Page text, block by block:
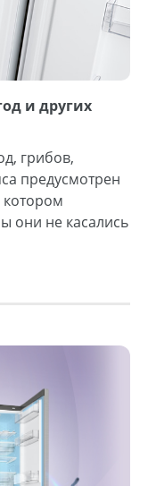
и других
грибов,
предусмотрен
они не касались